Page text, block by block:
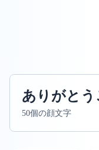
ありがと
50個の顔文字